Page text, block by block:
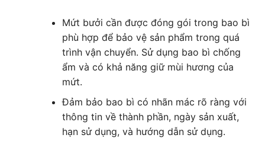
Mứt bưởi cần được đóng gói trong bao bì
phù hợp để bảo vệ sản phẩm trong quá
trình vận chuyển. Sử dụng bao bì chống
ẩm và có khả năng giữ mùi hương của
mứt.
Đảm bảo bao bì có nhãn mác rõ ràng với
thông tin về thành phần, ngày sản xuất,
hạn sử dụng, và hướng dẫn sử dụng.